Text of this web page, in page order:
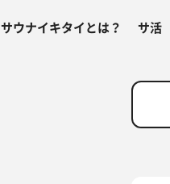
サウナイキタイとは？ サ活